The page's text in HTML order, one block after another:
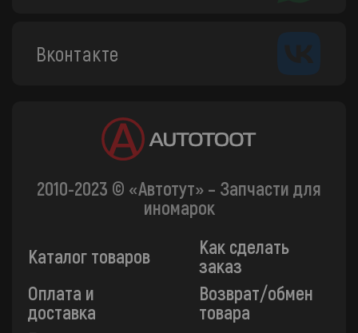
Вконтакте
2010-2023 © «Автотут» – Запчасти для
иномарок
Каталог товаров
Как сделать
заказ
Оплата и
доставка
Возврат/обмен
товара